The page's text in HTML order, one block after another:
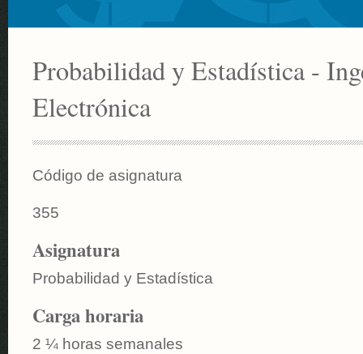
Probabilidad y Estadística -
Electrónica
Código de asignatura
355
Asignatura
Probabilidad y Estadística
Carga horaria
2 ¼ horas semanales